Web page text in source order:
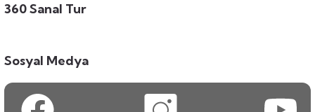
360 Sanal Tur
Sosyal Medya